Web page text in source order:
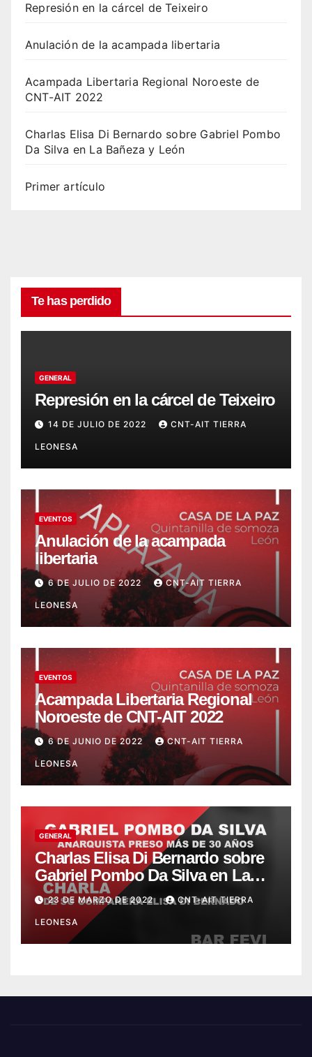
Represión en la cárcel de Teixeiro
Anulación de la acampada libertaria
Acampada Libertaria Regional Noroeste de
CNT-AIT 2022
Charlas Elisa Di Bernardo sobre Gabriel Pombo
Da Silva en La Bañeza y León
Primer artículo
Te has perdido
GENERAL
Represión en la cárcel de Teixeiro
14 DE JULIO DE 2022 CNT-AIT TIERRA
LEONESA
EVENTOS
Anulación de la acampada
libertaria
6 DE JULIO DE 2022 CNT-AIT TIERRA
LEONESA
EVENTOS
Acampada Libertaria Regional
Noroeste de CNT-AIT 2022
6 DE JUNIO DE 2022 CNT-AIT TIERRA
LEONESA
GENERAL
Charlas Elisa Di Bernardo sobre
Gabriel Pombo Da Silva en La
Bañeza y León
23 DE MARZO DE 2022 CNT-AIT TIERRA
LEONESA